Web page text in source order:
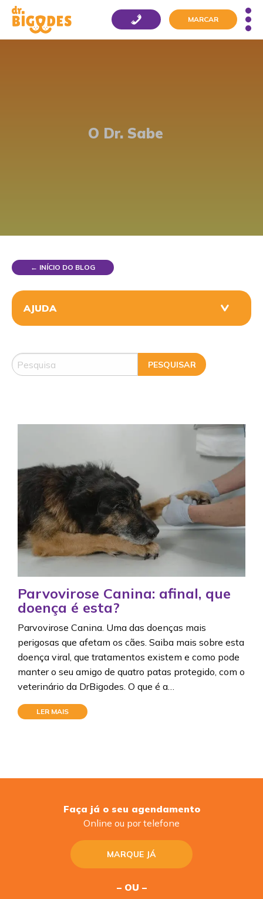
MARCAR
O Dr. Sabe
← INÍCIO DO BLOG
Parvovirose Canina: afinal, que
doença é esta?
Parvovirose Canina. Uma das doenças mais
perigosas que afetam os cães. Saiba mais sobre esta
doença viral, que tratamentos existem e como pode
manter o seu amigo de quatro patas protegido, com o
veterinário da DrBigodes. O que é a…
LER MAIS
Faça já o seu agendamento
Online ou por telefone
MARQUE JÁ
– OU –